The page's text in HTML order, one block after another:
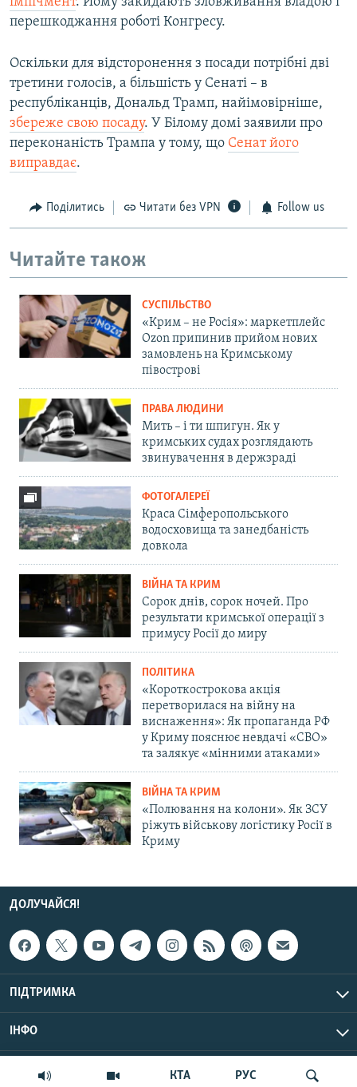
КТА РУС
перешкоджання роботі Конгресу.
Оскільки для відсторонення з посади потрібні дві
третини голосів, а більшість у Сенаті – в
республіканців, Дональд Трамп, найімовірніше,
збереже свою посаду. У Білому домі заявили про
переконаність Трампа у тому, що Сенат його
виправдає.
Поділитись Читати без VPN Follow us
Читайте також
СУСПІЛЬСТВО
«Крим – не Росія»: маркетплейс
Ozon припинив прийом нових
замовлень на Кримському
півострові
ПРАВА ЛЮДИНИ
Мить – і ти шпигун. Як у
кримських судах розглядають
звинувачення в держзраді
ФОТОГАЛЕРЕЇ
Краса Сімферопольського
водосховища та занедбаність
довкола
ВІЙНА ТА КРИМ
Сорок днів, сорок ночей. Про
результати кримської операції з
примусу Росії до миру
ПОЛІТИКА
«Короткострокова акція
перетворилася на війну на
виснаження»: Як пропаганда РФ
у Криму пояснює невдачі «СВО»
та залякує «мінними атаками»
ВІЙНА ТА КРИМ
«Полювання на колони». Як ЗСУ
ріжуть військову логістику Росії в
Криму
ДОЛУЧАЙСЯ!
ПІДТРИМКА
ІНФО
© Крим.Реалії, 2026 | Усі права застережено.